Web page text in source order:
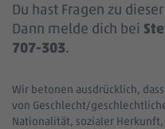
Du hast Fragen zu
Dann melde dich bei
707-303.
Wir betonen ausdrücklich,
von Geschlecht/
Nationalität, sozialer